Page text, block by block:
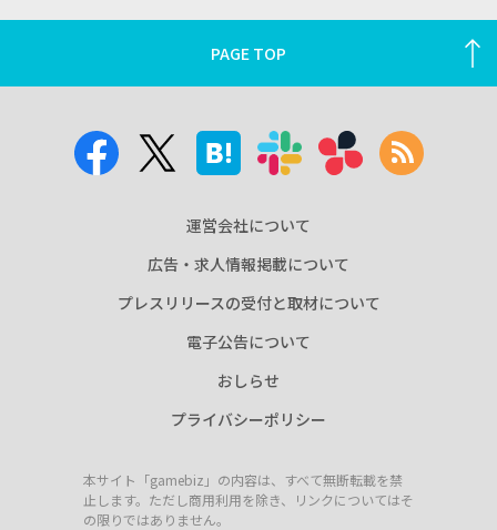
PAGE TOP
運営会社について
広告・求人情報掲載について
プレスリリースの受付と取材について
電子公告について
おしらせ
プライバシーポリシー
本サイト「gamebiz」の内容は、すべて無断転載を禁
止します。ただし商用利用を除き、リンクについてはそ
の限りではありません。